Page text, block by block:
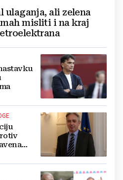
ulaganja, ali zelena
misliti i na kraj